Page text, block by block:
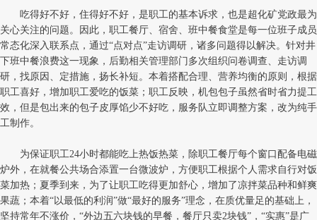
吃得好不好，住得好不好，是职工的基本诉求，也是超化矿党政最为
关心关注的问题。因此，职工餐厅、宿舍、班中餐食堂是每一位班子成员
常态化深入联系点，通过“点对点”走访调研，诸多问题得以解决。针对井
下班中餐浪费这一现象，后勤相关管理部门多次组织问卷调查、走访调
研，找原因、定措施，扬长补短。本着搭配合理、营养均衡的原则，根据
职工喜好，增加职工爱吃的饭菜；职工反映，机包包子虽然省时省力提工
效，但是包出来的包子皮厚馅少不好吃，服务队立即调整方案，改为纯手
工制作。
为保证职工24小时都能吃上热饭热菜，除职工餐厅每个窗口配备电磁
炉外，在就餐公共场合添置一台微波炉，方便职工根据个人需求自行对饭
菜加热；夏季到来，为了让职工吃得更加舒心，增加了凉拌菜品种和鲜爽
果蔬；本着“以最低的利润”做“最好的服务”理念，在质优量足的基础上，
坚持常年不涨价，“外边五六块钱的早餐，餐厅只卖2块钱”，“实惠”是广